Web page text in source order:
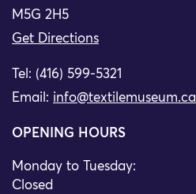
M5G 2H5
Get Directions
Tel: (416) 599-5321
Email: info@textilemuseum.ca
OPENING HOURS
Monday to Tuesday:
Closed